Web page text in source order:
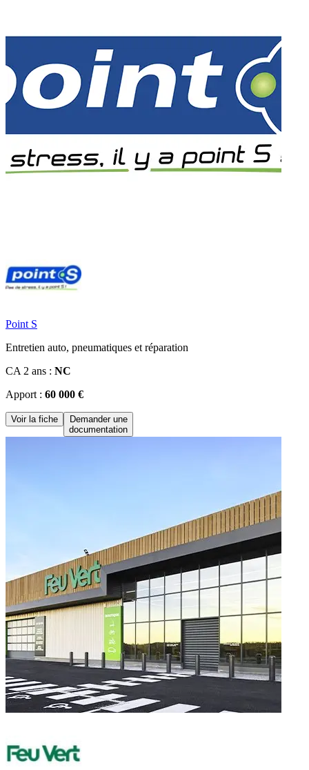
Point S
Entretien auto, pneumatiques et réparation
CA 2 ans : NC
Apport : 60 000 €
Voir la fiche
Demander une
documentation